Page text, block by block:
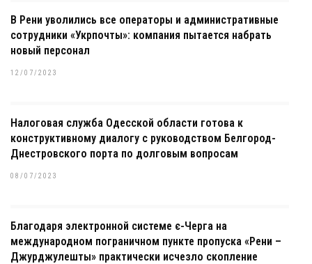
В Рени уволились все операторы и административные
сотрудники «Укрпочты»: компания пытается набрать
новый персонал
12/07/2023
Налоговая служба Одесской области готова к
конструктивному диалогу с руководством Белгород-
Днестровского порта по долговым вопросам
08/07/2023
Благодаря электронной системе є-Черга на
международном пограничном пункте пропуска «Рени –
Джурджулешты» практически исчезло скопление